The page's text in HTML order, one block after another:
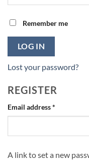
Remember me
LOG IN
Lost your password?
REGISTER
Email address*
A link to set a new